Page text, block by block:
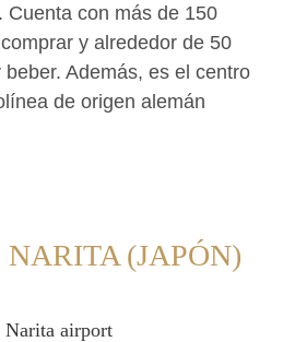
. Cuenta con más de 150
y alrededor de 50
Además, es el centro
de origen alemán
(JAPÓN)